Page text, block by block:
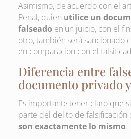
Asimismo, de acuerdo con el
Penal, quien utilice un
falseado en un juicio, con el
otro, también será sancionado
en comparación con el
Diferencia entre
documento privado
Es importante tener claro que
parte del delito de falsificación
son exactamente lo mismo.